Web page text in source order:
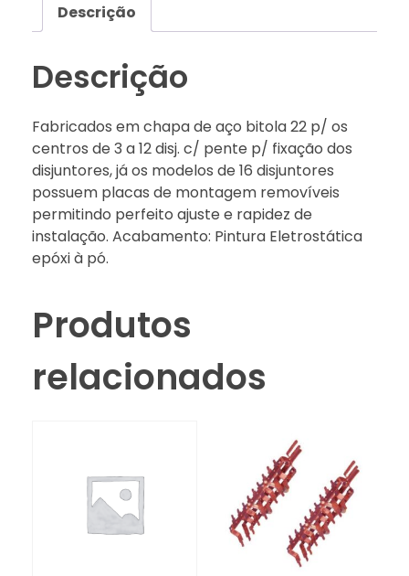
Descrição
Descrição
Fabricados em chapa de aço bitola 22 p/ os
centros de 3 a 12 disj. c/ pente p/ fixação dos
disjuntores, já os modelos de 16 disjuntores
possuem placas de montagem removíveis
permitindo perfeito ajuste e rapidez de
instalação. Acabamento: Pintura Eletrostática
epóxi à pó.
Produtos
relacionados